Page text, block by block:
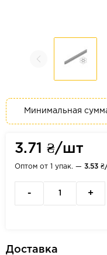
Минимальная
3.71 ₴/шт
Оптом от 1 упак. — 3.53
- +
Доставка